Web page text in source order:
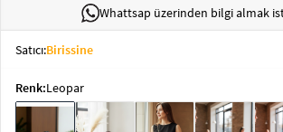
Ev
keyboard_arrow_down
Whattsap üzerinden bilgi almak
Satıcı:Birissine
Renk:Leopar